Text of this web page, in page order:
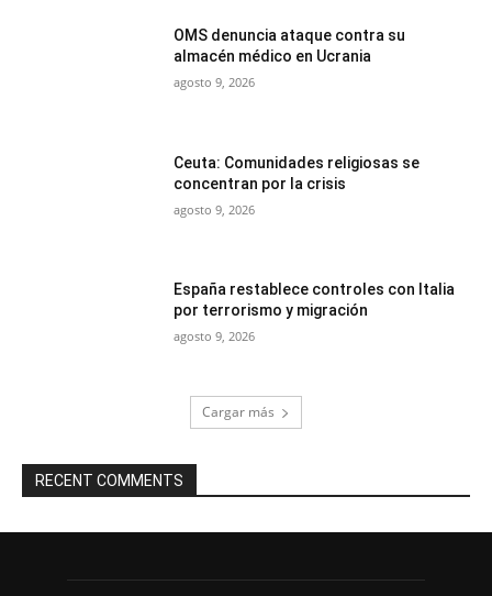
OMS denuncia ataque contra su
almacén médico en Ucrania
agosto 9, 2026
Ceuta: Comunidades religiosas se
concentran por la crisis
agosto 9, 2026
España restablece controles con Italia
por terrorismo y migración
agosto 9, 2026
Cargar más
RECENT COMMENTS